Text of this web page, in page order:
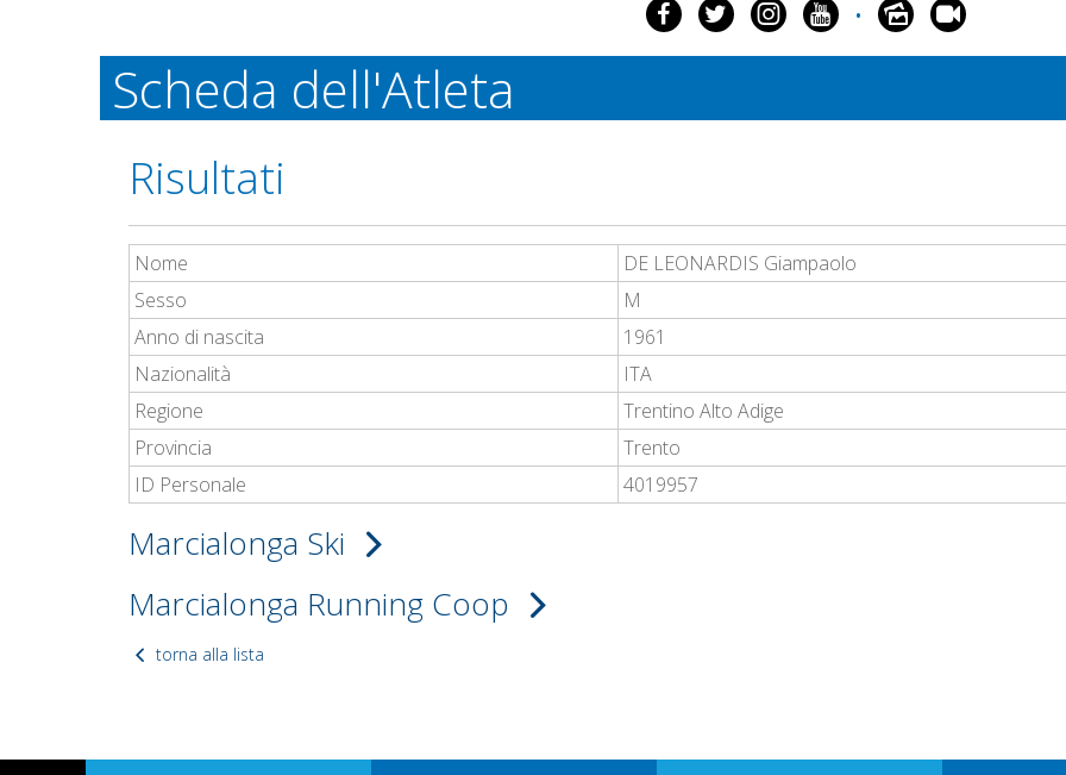
•
Scheda dell'Atleta
Risultati
Nome
DE LEONARDIS Giampaolo
Sesso
M
Anno di nascita
1961
Nazionalità
ITA
Regione
Trentino Alto Adige
Provincia
Trento
ID Personale
4019957
Marcialonga Ski
Marcialonga Running Coop
torna alla lista